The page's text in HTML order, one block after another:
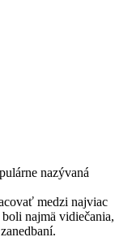
nazývaná
medzi najviac
najmä vidiečania,